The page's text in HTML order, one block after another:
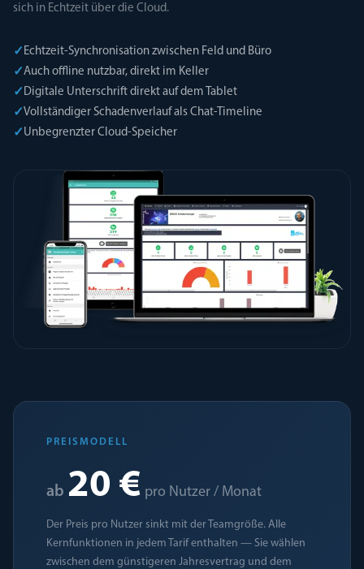
sich in Echtzeit über die Cloud.
✓Echtzeit-Synchronisation zwischen Feld und Büro
✓Auch offline nutzbar, direkt im Keller
✓Digitale Unterschrift direkt auf dem Tablet
✓Vollständiger Schadenverlauf als Chat-Timeline
✓Unbegrenzter Cloud-Speicher
PREISMODELL
ab 20 € pro Nutzer / Monat
Der Preis pro Nutzer sinkt mit der Teamgröße. Alle
Kernfunktionen in jedem Tarif enthalten — Sie wählen
zwischen dem günstigeren Jahresvertrag und dem